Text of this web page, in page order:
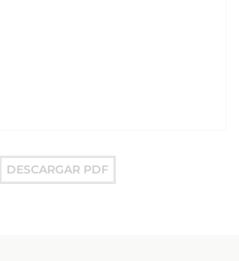
DESCARGAR PDF